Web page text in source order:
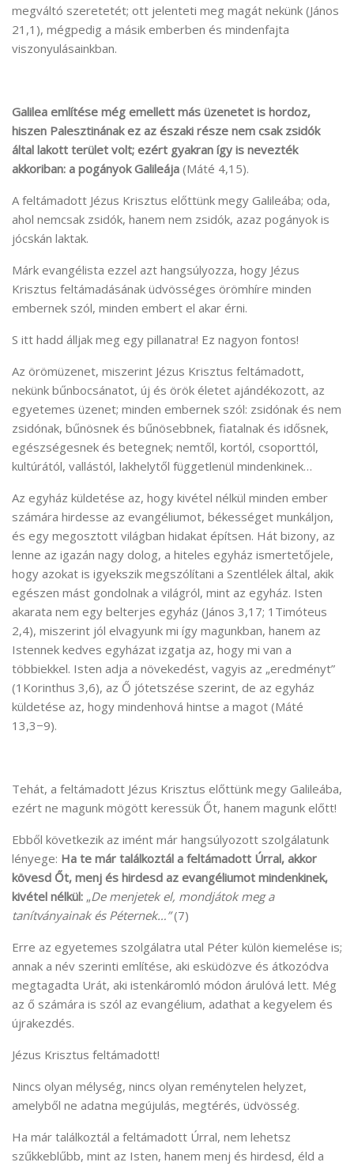
megváltó szeretetét; ott jelenteti meg magát nekünk (János
21,1), mégpedig a másik emberben és mindenfajta
viszonyulásainkban.
Galilea említése még emellett más üzenetet is hordoz,
hiszen Palesztinának ez az északi része nem csak zsidók
által lakott terület volt; ezért gyakran így is nevezték
akkoriban: a pogányok Galileája (Máté 4,15).
A feltámadott Jézus Krisztus előttünk megy Galileába; oda,
ahol nemcsak zsidók, hanem nem zsidók, azaz pogányok is
jócskán laktak.
Márk evangélista ezzel azt hangsúlyozza, hogy Jézus
Krisztus feltámadásának üdvösséges örömhíre minden
embernek szól, minden embert el akar érni.
S itt hadd álljak meg egy pillanatra! Ez nagyon fontos!
Az örömüzenet, miszerint Jézus Krisztus feltámadott,
nekünk bűnbocsánatot, új és örök életet ajándékozott, az
egyetemes üzenet; minden embernek szól: zsidónak és nem
zsidónak, bűnösnek és bűnösebbnek, fiatalnak és idősnek,
egészségesnek és betegnek; nemtől, kortól, csoporttól,
kultúrától, vallástól, lakhelytől függetlenül mindenkinek…
Az egyház küldetése az, hogy kivétel nélkül minden ember
számára hirdesse az evangéliumot, békességet munkáljon,
és egy megosztott világban hidakat építsen. Hát bizony, az
lenne az igazán nagy dolog, a hiteles egyház ismertetőjele,
hogy azokat is igyekszik megszólítani a Szentlélek által, akik
egészen mást gondolnak a világról, mint az egyház. Isten
akarata nem egy belterjes egyház (János 3,17; 1Timóteus
2,4), miszerint jól elvagyunk mi így magunkban, hanem az
Istennek kedves egyházat izgatja az, hogy mi van a
többiekkel. Isten adja a növekedést, vagyis az „eredményt”
(1Korinthus 3,6), az Ő jótetszése szerint, de az egyház
küldetése az, hogy mindenhová hintse a magot (Máté
13,3−9).
Tehát, a feltámadott Jézus Krisztus előttünk megy Galileába,
ezért ne magunk mögött keressük Őt, hanem magunk előtt!
Ebből következik az imént már hangsúlyozott szolgálatunk
lényege: Ha te már találkoztál a feltámadott Úrral, akkor
kövesd Őt, menj és hirdesd az evangéliumot mindenkinek,
kivétel nélkül: „De menjetek el, mondjátok meg a
tanítványainak és Péternek…”(7)
Erre az egyetemes szolgálatra utal Péter külön kiemelése is;
annak a név szerinti említése, aki esküdözve és átkozódva
megtagadta Urát, aki istenkáromló módon árulóvá lett. Még
az ő számára is szól az evangélium, adathat a kegyelem és
újrakezdés.
Jézus Krisztus feltámadott!
Nincs olyan mélység, nincs olyan reménytelen helyzet,
amelyből ne adatna megújulás, megtérés, üdvösség.
Ha már találkoztál a feltámadott Úrral, nem lehetsz
szűkkeblűbb, mint az Isten, hanem menj és hirdesd, éld a